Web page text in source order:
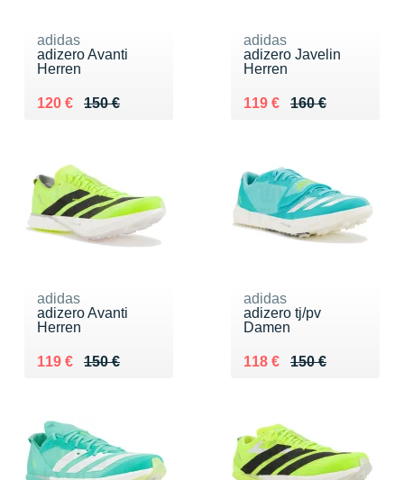
adidas
adizero Avanti
Herren
150 €
Au lieu de 150 €
120 €
Vendu 120 €
adidas
adizero Javelin
Herren
160 €
Au lieu de 160 €
119 €
Vendu 119 €
adidas
adizero Avanti
Herren
150 €
Au lieu de 150 €
119 €
Vendu 119 €
adidas
adizero tj/pv
Damen
150 €
Au lieu de 150 €
118 €
Vendu 118 €